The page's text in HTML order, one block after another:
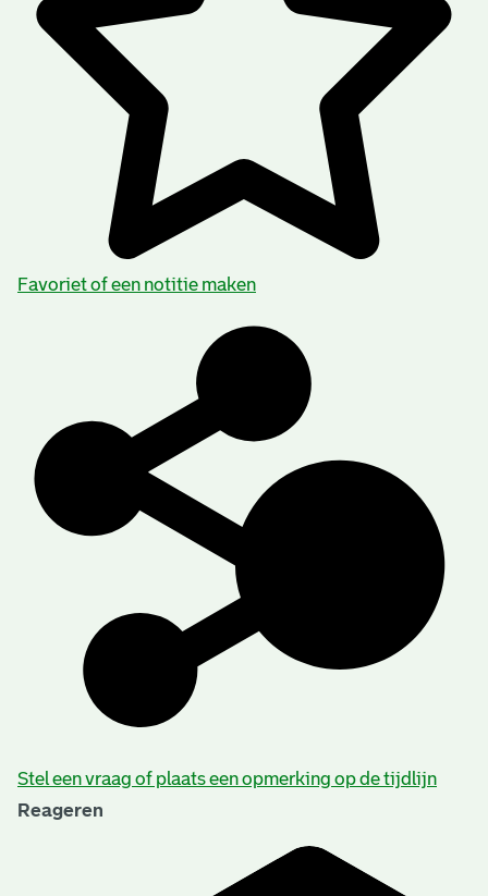
Favoriet of een notitie maken
Stel een vraag of plaats een opmerking op de tijdlijn
Reageren